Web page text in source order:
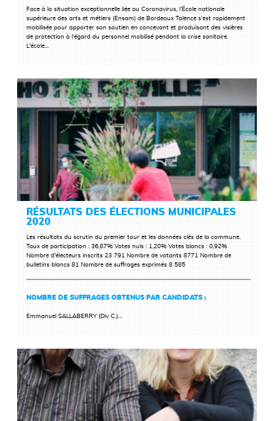
Face à la situation exceptionnelleliée au Coronavirus , l’École nationale
supérieure des arts et métiers (Ensam) de Bordeaux Talence s’est rapidement
mobilisée pour apporter son soutien enconcevant et produisantdes visières
de protection à l’égard du personnel mobilisépendantlacrisesanitaire.
L'école…
LIRE LA SUITE
RÉSULTATS DES ÉLECTIONS MUNICIPALES
2020
Les résultats du scrutin du premier tour et les données clés de la commune.
Taux de participation :36,87%Votes nuls :1,20%Votes blancs :0,92%
Nombre d'électeurs inscrits 23 791 Nombre de votants 8771 Nombre de
bulletins blancs 81 Nombre de suffrages exprimés 8 585
NOMBRE DE SUFFRAGES OBTENUS PAR CANDIDATS :
Emmanuel SALLABERRY (Div C.)…
LIRE LA SUITE